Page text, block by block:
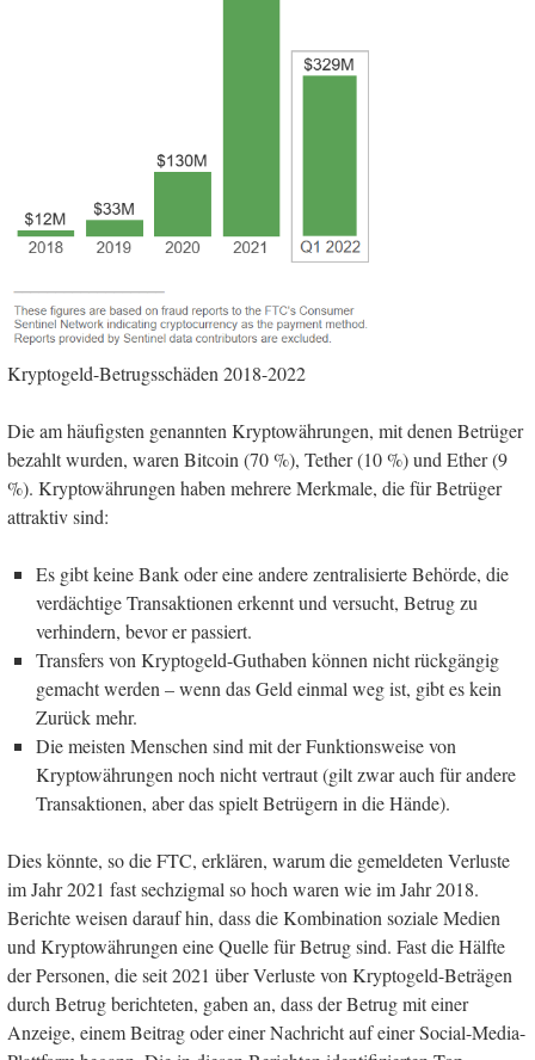
Kryptogeld-Betrugsschäden 2018-2022
Die am häufigsten genannten Kryptowährungen, mit denen Betrüger
bezahlt wurden, waren Bitcoin (70 %), Tether (10 %) und Ether (9
%). Kryptowährungen haben mehrere Merkmale, die für Betrüger
attraktiv sind:
Es gibt keine Bank oder eine andere zentralisierte Behörde, die
verdächtige Transaktionen erkennt und versucht, Betrug zu
verhindern, bevor er passiert.
Transfers von Kryptogeld-Guthaben können nicht rückgängig
gemacht werden – wenn das Geld einmal weg ist, gibt es kein
Zurück mehr.
Die meisten Menschen sind mit der Funktionsweise von
Kryptowährungen noch nicht vertraut (gilt zwar auch für andere
Transaktionen, aber das spielt Betrügern in die Hände).
Dies könnte, so die FTC, erklären, warum die gemeldeten Verluste
im Jahr 2021 fast sechzigmal so hoch waren wie im Jahr 2018.
Berichte weisen darauf hin, dass die Kombination soziale Medien
und Kryptowährungen eine Quelle für Betrug sind. Fast die Hälfte
der Personen, die seit 2021 über Verluste von Kryptogeld-Beträgen
durch Betrug berichteten, gaben an, dass der Betrug mit einer
Anzeige, einem Beitrag oder einer Nachricht auf einer Social-Media-